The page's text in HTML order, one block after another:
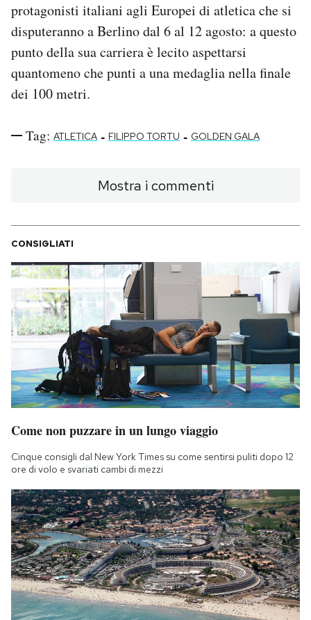
protagonisti italiani agli Europei di atletica che si
disputeranno a Berlino dal 6 al 12 agosto: a questo
punto della sua carriera è lecito aspettarsi
quantomeno che punti a una medaglia nella finale
dei 100 metri.
Tag: ATLETICA - FILIPPO TORTU - GOLDEN GALA
Mostra i commenti
CONSIGLIATI
Come non puzzare in un lungo viaggio
Cinque consigli dal New York Times su come sentirsi puliti dopo 12
ore di volo e svariati cambi di mezzi